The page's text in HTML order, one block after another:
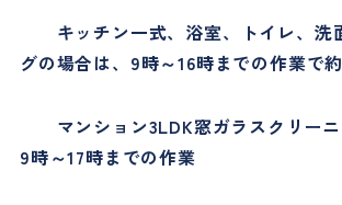
キッチン一式、浴室、トイレ、洗
グの場合は、9時～16時までの作業で
マンション3LDK窓ガラスクリーニ
9時～17時までの作業